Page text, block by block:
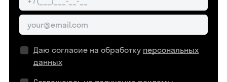
Даю согласие на обработку персональных
данных